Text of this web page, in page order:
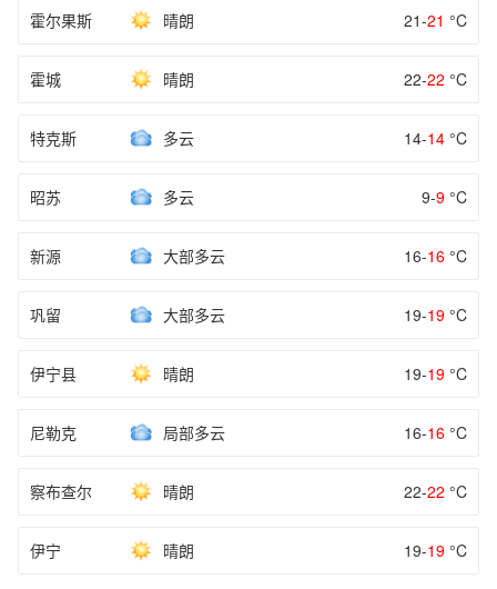
霍尔果斯 晴朗 21-21 °C
霍城 晴朗 22-22 °C
特克斯 多云 14-14 °C
昭苏 多云 9-9 °C
新源 大部多云 16-16 °C
巩留 大部多云 19-19 °C
伊宁县 晴朗 19-19 °C
尼勒克 局部多云 16-16 °C
察布查尔 晴朗 22-22 °C
伊宁 晴朗 19-19 °C